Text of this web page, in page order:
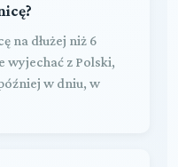
na dłużej niż 6
wyjechać z Polski,
w dniu, w